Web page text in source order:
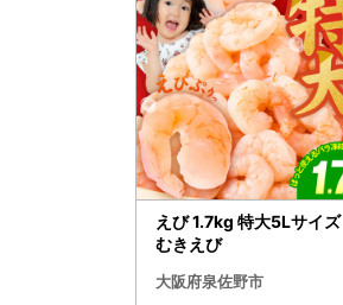
えび 1.7kg 特大5Lサイズ
むきえび
大阪府泉佐野市